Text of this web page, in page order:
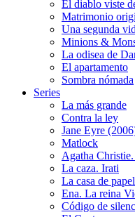
El diablo viste
Matrimonio
Una segunda
Minions &
La odisea de
El apartamento
Sombra nómada
Series
La más grande
Contra la ley
Jane Eyre
Matlock
Agatha
La caza. Irati
La casa de
Ena. La reina
Código de